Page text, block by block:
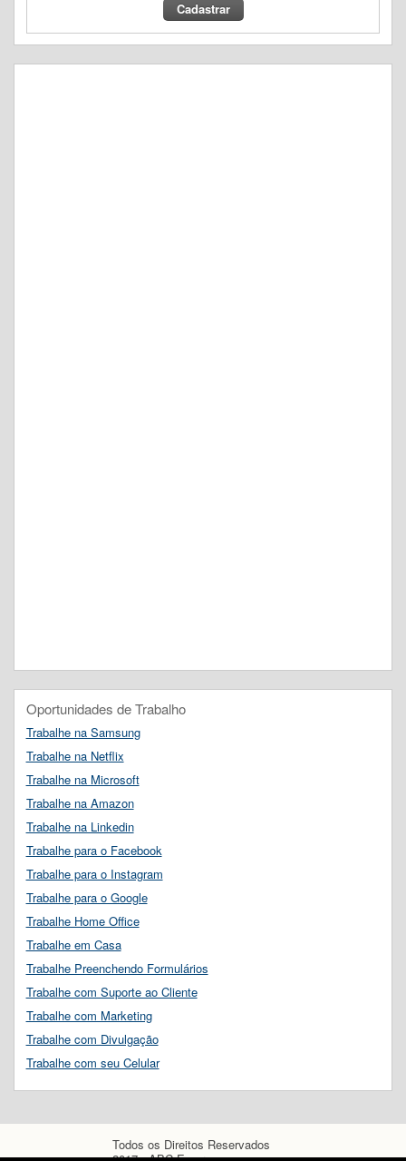
Oportunidades de Trabalho
Trabalhe na Samsung
Trabalhe na Netflix
Trabalhe na Microsoft
Trabalhe na Amazon
Trabalhe na Linkedin
Trabalhe para o Facebook
Trabalhe para o Instagram
Trabalhe para o Google
Trabalhe Home Office
Trabalhe em Casa
Trabalhe Preenchendo Formulários
Trabalhe com Suporte ao Cliente
Trabalhe com Marketing
Trabalhe com Divulgação
Trabalhe com seu Celular
Todos os Direitos Reservados